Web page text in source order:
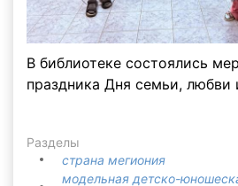
В библиотеке состоялись
праздника Дня семьи, любви
Разделы
страна мегиония
модельная детско-